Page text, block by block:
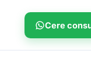
Cere